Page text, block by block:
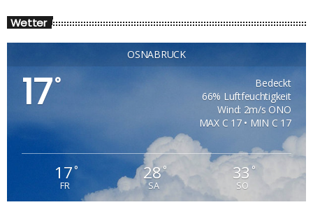
Wetter
OSNABRÜCK
17°
Bedeckt
66% Luftfeuchtigkeit
Wind: 2m/s ONO
MAX C 17 • MIN C 17
17°
FR
28°
SA
33°
SO